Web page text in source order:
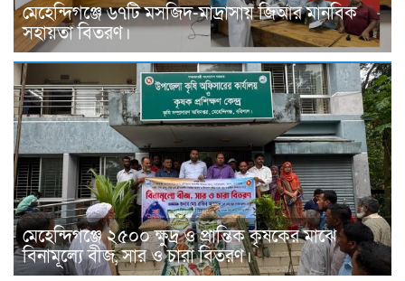
মেহেন্দিগঞ্জে ৬৭টি মসজিদ-মাদ্রাসায় জিআর মানবিক
সহায়তা বিতরণ।
মেহেন্দিগঞ্জে ২৫০০ ক্ষুদ্র ও প্রান্তিক কৃষকের মাঝে
বিনামূল্যে বীজ, সার ও চারা বিতরণ।